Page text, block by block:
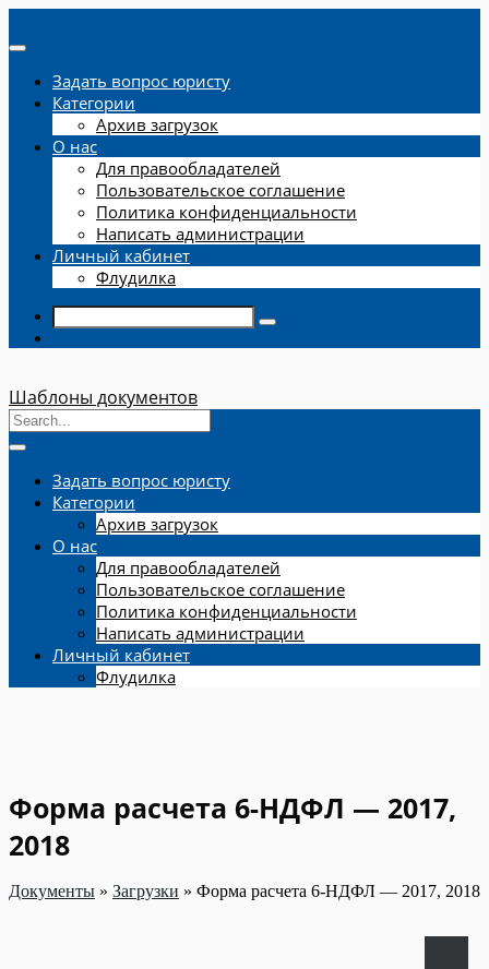
Задать вопрос юристу
Категории
Архив загрузок
О нас
Для правообладателей
Пользовательское соглашение
Политика конфиденциальности
Написать администрации
Личный кабинет
Флудилка
Шаблоны документов
Задать вопрос юристу
Категории
Архив загрузок
О нас
Для правообладателей
Пользовательское соглашение
Политика конфиденциальности
Написать администрации
Личный кабинет
Флудилка
Форма расчета 6-НДФЛ — 2017,
2018
Документы » Загрузки » Форма расчета 6-НДФЛ — 2017, 2018